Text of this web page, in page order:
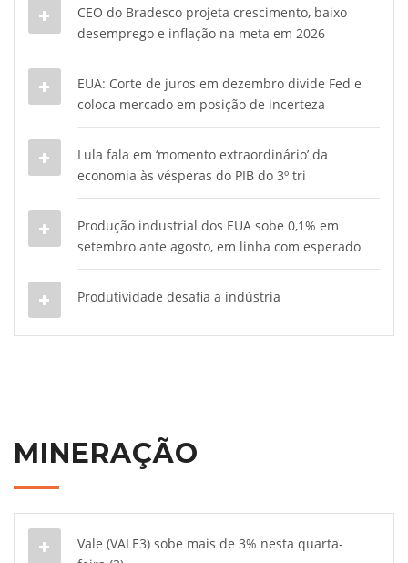
CEO do Bradesco projeta crescimento, baixo
desemprego e inflação na meta em 2026
EUA: Corte de juros em dezembro divide Fed e
coloca mercado em posição de incerteza
Lula fala em ‘momento extraordinário’ da
economia às vésperas do PIB do 3º tri
Produção industrial dos EUA sobe 0,1% em
setembro ante agosto, em linha com esperado
Produtividade desafia a indústria
MINERAÇÃO
Vale (VALE3) sobe mais de 3% nesta quarta-